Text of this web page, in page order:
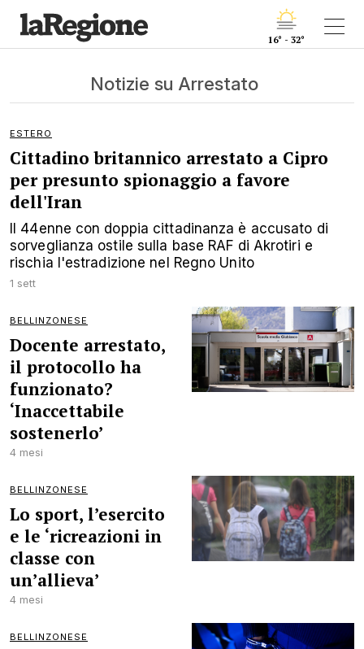
16° - 32°
Notizie su Arrestato
ESTERO
Cittadino britannico arrestato a Cipro
per presunto spionaggio a favore
dell'Iran
Il 44enne con doppia cittadinanza è accusato di
sorveglianza ostile sulla base RAF di Akrotiri e
rischia l'estradizione nel Regno Unito
1 sett
BELLINZONESE
Docente arrestato,
il protocollo ha
funzionato?
‘Inaccettabile
sostenerlo’
4 mesi
BELLINZONESE
Lo sport, l’esercito
e le ‘ricreazioni in
classe con
un’allieva’
4 mesi
BELLINZONESE